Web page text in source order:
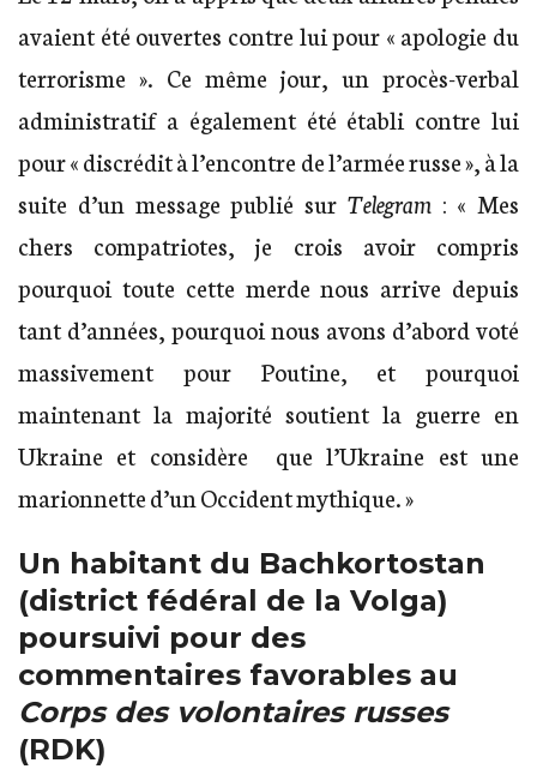
avaient été ouvertes contre lui pour « apologie du
terrorisme ». Ce même jour, un procès-verbal
administratif a également été établi contre lui
pour « discrédit à l’encontre de l’armée russe », à la
suite d’un message publié sur Telegram: « Mes
chers compatriotes, je crois avoir compris
pourquoi toute cette merde nous arrive depuis
tant d’années, pourquoi nous avons d’abord voté
massivement pour Poutine, et pourquoi
maintenant la majorité soutient la guerre en
Ukraine et considère que l’Ukraine est une
marionnette d’un Occident mythique. »
Un habitant du Bachkortostan
(district fédéral de la Volga)
poursuivi pour des
commentaires favorables au
Corps des volontaires russes
(RDK)